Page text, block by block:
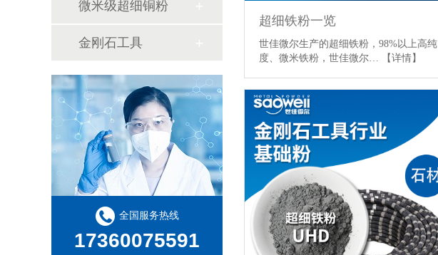
微米级超细铜粉
金刚石工具
全国服务热线
17360075591
超细铁粉一览
世佳微尔生产的超细铁粉，98%以上高纯
度、微米铁粉，世佳微尔…
【详情】